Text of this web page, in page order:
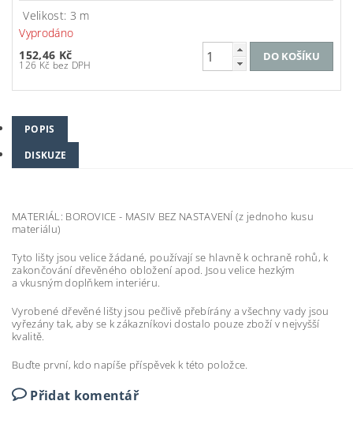
Velikost: 3 m
Vyprodáno
152,46 Kč
126 Kč bez DPH
POPIS
DISKUZE
MATERIÁL: BOROVICE - MASIV BEZ NASTAVENÍ (z jednoho kusu
materiálu)
Tyto lišty jsou velice žádané, používají se hlavně k ochraně rohů, k
zakončování dřevěného obložení apod. Jsou velice hezkým
a vkusným doplňkem interiéru.
Vyrobené dřevěné lišty jsou pečlivě přebírány a všechny vady jsou
vyřezány tak, aby se k zákazníkovi dostalo pouze zboží v nejvyšší
kvalitě.
Buďte první, kdo napíše příspěvek k této položce.
Přidat komentář